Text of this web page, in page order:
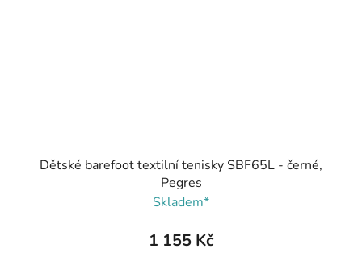
Dětské barefoot textilní tenisky SBF65L - černé,
Pegres
Skladem*
1 155 Kč